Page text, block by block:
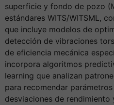
superficie y fondo de pozo
estándares WITS/WITSML,
que incluye modelos de
detección de vibraciones
de eficiencia mecánica
incorpora algoritmos
learning que analizan
para recomendar
desviaciones de